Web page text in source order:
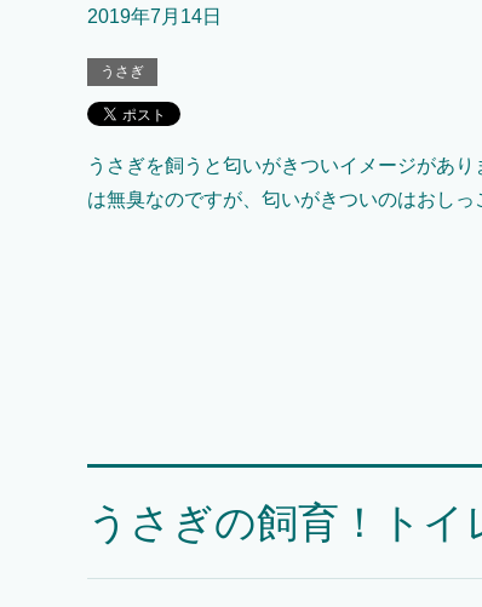
2019年7月14日
うさぎ
うさぎを飼うと匂いがきついイメージがあ
は無臭なのですが、匂いがきついのはおし
うさぎの飼育！トイ